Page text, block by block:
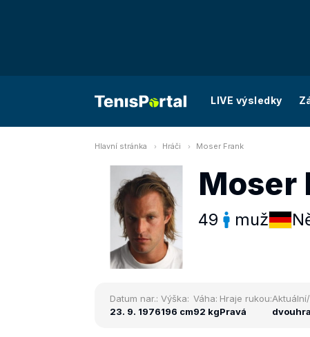
LIVE výsledky
Hlavní stránka Hráči Moser Frank
Moser
49 muž
Datum nar.:
23. 9. 1976
Výška:
196 cm
Váha:
92 kg
Hraje rukou:
Pravá